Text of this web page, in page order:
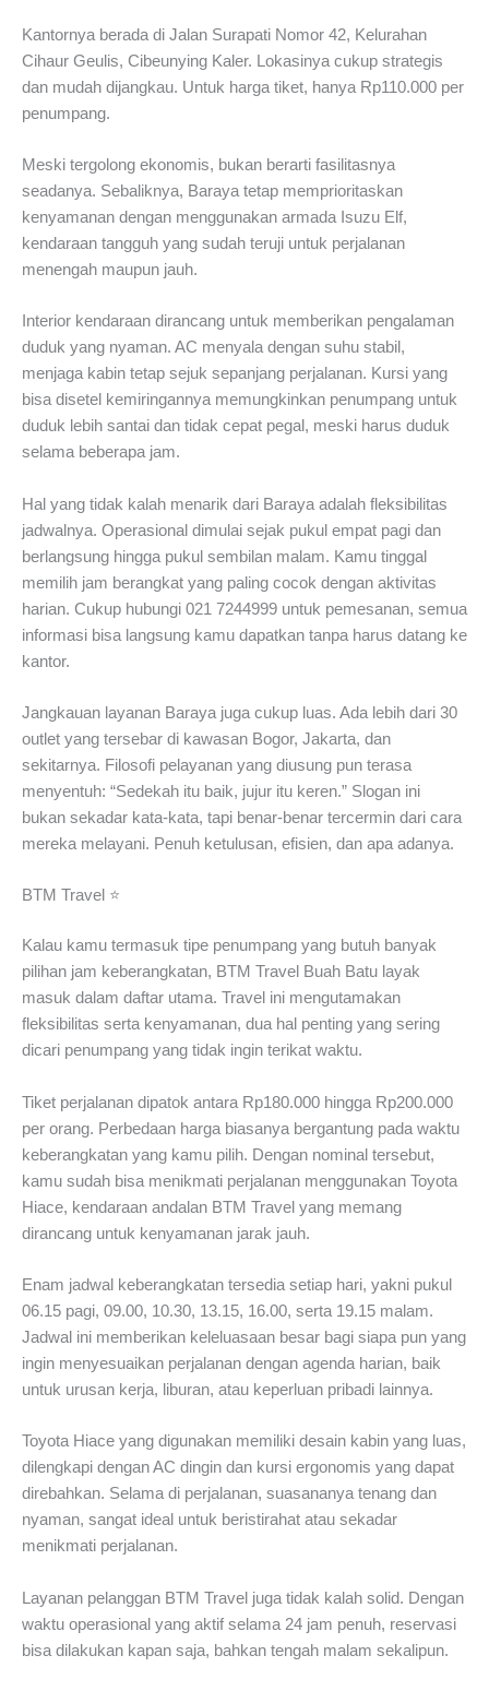
Kantornya berada di Jalan Surapati Nomor 42, Kelurahan
Cihaur Geulis, Cibeunying Kaler. Lokasinya cukup strategis
dan mudah dijangkau. Untuk harga tiket, hanya Rp110.000 per
penumpang.
Meski tergolong ekonomis, bukan berarti fasilitasnya
seadanya. Sebaliknya, Baraya tetap memprioritaskan
kenyamanan dengan menggunakan armada Isuzu Elf,
kendaraan tangguh yang sudah teruji untuk perjalanan
menengah maupun jauh.
Interior kendaraan dirancang untuk memberikan pengalaman
duduk yang nyaman. AC menyala dengan suhu stabil,
menjaga kabin tetap sejuk sepanjang perjalanan. Kursi yang
bisa disetel kemiringannya memungkinkan penumpang untuk
duduk lebih santai dan tidak cepat pegal, meski harus duduk
selama beberapa jam.
Hal yang tidak kalah menarik dari Baraya adalah fleksibilitas
jadwalnya. Operasional dimulai sejak pukul empat pagi dan
berlangsung hingga pukul sembilan malam. Kamu tinggal
memilih jam berangkat yang paling cocok dengan aktivitas
harian. Cukup hubungi 021 7244999 untuk pemesanan, semua
informasi bisa langsung kamu dapatkan tanpa harus datang ke
kantor.
Jangkauan layanan Baraya juga cukup luas. Ada lebih dari 30
outlet yang tersebar di kawasan Bogor, Jakarta, dan
sekitarnya. Filosofi pelayanan yang diusung pun terasa
menyentuh: “Sedekah itu baik, jujur itu keren.” Slogan ini
bukan sekadar kata-kata, tapi benar-benar tercermin dari cara
mereka melayani. Penuh ketulusan, efisien, dan apa adanya.
BTM Travel ⭐
Kalau kamu termasuk tipe penumpang yang butuh banyak
pilihan jam keberangkatan, BTM Travel Buah Batu layak
masuk dalam daftar utama. Travel ini mengutamakan
fleksibilitas serta kenyamanan, dua hal penting yang sering
dicari penumpang yang tidak ingin terikat waktu.
Tiket perjalanan dipatok antara Rp180.000 hingga Rp200.000
per orang. Perbedaan harga biasanya bergantung pada waktu
keberangkatan yang kamu pilih. Dengan nominal tersebut,
kamu sudah bisa menikmati perjalanan menggunakan Toyota
Hiace, kendaraan andalan BTM Travel yang memang
dirancang untuk kenyamanan jarak jauh.
Enam jadwal keberangkatan tersedia setiap hari, yakni pukul
06.15 pagi, 09.00, 10.30, 13.15, 16.00, serta 19.15 malam.
Jadwal ini memberikan keleluasaan besar bagi siapa pun yang
ingin menyesuaikan perjalanan dengan agenda harian, baik
untuk urusan kerja, liburan, atau keperluan pribadi lainnya.
Toyota Hiace yang digunakan memiliki desain kabin yang luas,
dilengkapi dengan AC dingin dan kursi ergonomis yang dapat
direbahkan. Selama di perjalanan, suasananya tenang dan
nyaman, sangat ideal untuk beristirahat atau sekadar
menikmati perjalanan.
Layanan pelanggan BTM Travel juga tidak kalah solid. Dengan
waktu operasional yang aktif selama 24 jam penuh, reservasi
bisa dilakukan kapan saja, bahkan tengah malam sekalipun.